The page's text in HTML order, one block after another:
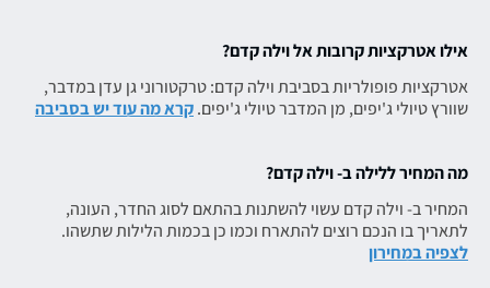
אילו אטרקציות קרובות אל וילה קדם?
אטרקציות פופולריות בסביבת וילה קדם: טרקטורוני גן עדן במדבר,
שוורץ טיולי ג'יפים, מן המדבר טיולי ג'יפים.קרא מה עוד יש בסביבה
מה המחיר ללילה ב- וילה קדם?
המחיר ב- וילה קדם עשוי להשתנות בהתאם לסוג החדר, העונה,
לתאריך בו הנכם רוצים להתארח וכמו כן בכמות הלילות שתשהו.
לצפיה במחירון